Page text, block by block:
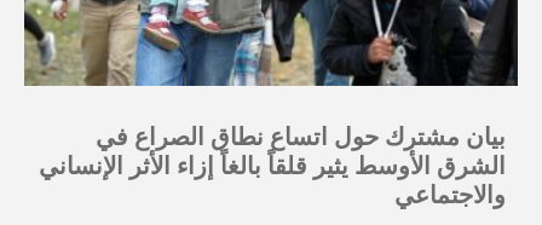
بيان مشترك حول اتساع نطاق الصراع في
الشرق الأوسط يثير قلقاً بالغاً إزاء الأثر الإنساني
والاجتماعي